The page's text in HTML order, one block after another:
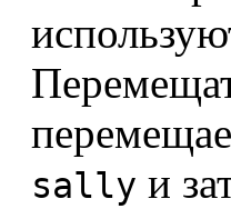
sally и